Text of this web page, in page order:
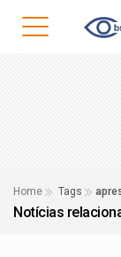
Home Tags
Notícias